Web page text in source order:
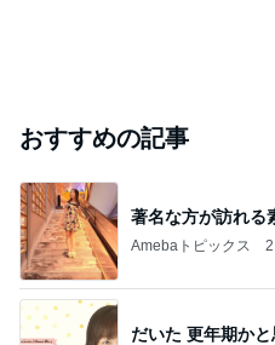
おすすめの記事
著名な方が訪れる
Amebaトピックス
だいた 更年期か